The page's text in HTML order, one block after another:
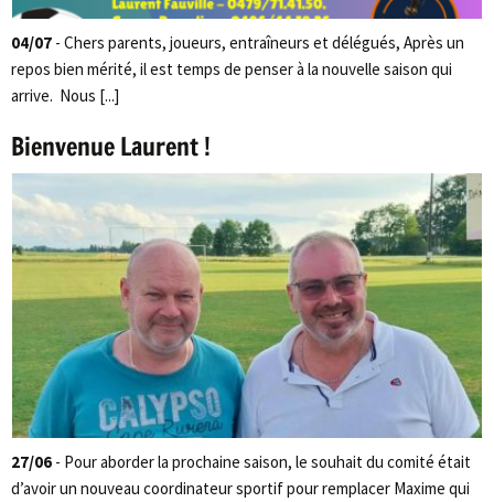
04/07 - Chers parents, joueurs, entraîneurs et délégués, Après un
repos bien mérité, il est temps de penser à la nouvelle saison qui
arrive. Nous [...]
Bienvenue Laurent !
27/06 - Pour aborder la prochaine saison, le souhait du comité était
d’avoir un nouveau coordinateur sportif pour remplacer Maxime qui